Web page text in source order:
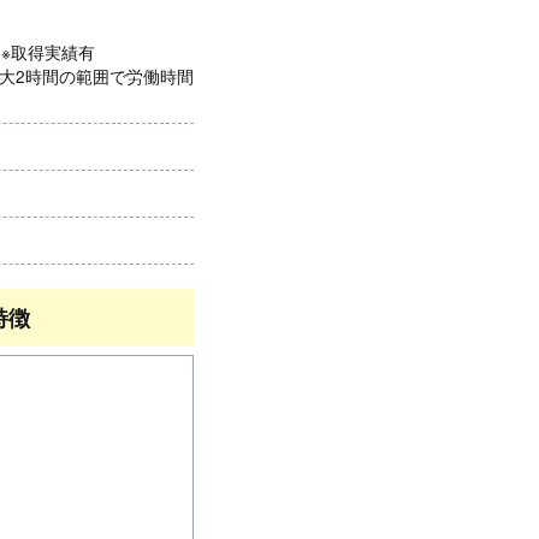
取得実績有
2時間の範囲で労働時間
徴